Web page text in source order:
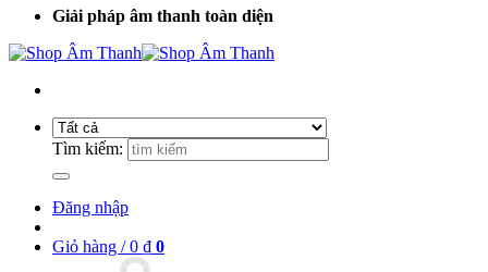
Giải pháp âm thanh toàn diện
Tìm kiếm:
Đăng nhập
Giỏ hàng /0 ₫ 0